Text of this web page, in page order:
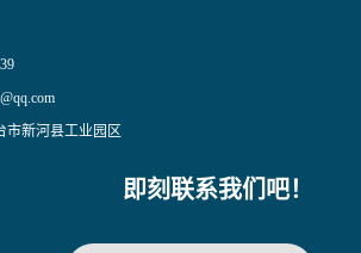
市新河县工业园区
即刻联系我们吧！